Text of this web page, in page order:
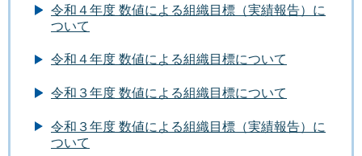
令和４年度 数値による組織目標（実績報告）に
ついて
令和４年度 数値による組織目標について
令和３年度 数値による組織目標について
令和３年度 数値による組織目標（実績報告）に
ついて